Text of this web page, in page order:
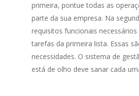
primeira, pontue todas as
parte da sua empresa. Na
requisitos funcionais
tarefas da primeira lista. Essas
necessidades. O sistema de
está de olho deve sanar cada